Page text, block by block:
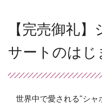
【完売御礼
サートのはじ
世界中で愛される"シャ